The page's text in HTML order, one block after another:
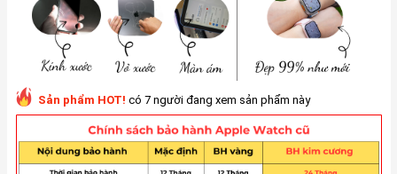
Sản phẩm HOT! có 7 người đang xem sản phẩm này